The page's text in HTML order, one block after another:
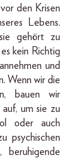
den Krisen
Lebens.
gehört zu
kein Richtig
und
Wenn wir die
bauen wir
um sie zu
oder auch
psychischen
beruhigende